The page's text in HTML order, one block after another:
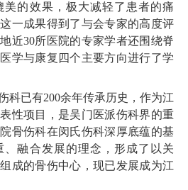
的效果，极大减轻了患者的痛
一成果得到了与会专家的高度评
近30所医院的专家学者还围绕脊
学与康复四个主要方向进行了学
科已有200余年传承历史，作为江
性项目，是吴门医派伤科界的重
骨伤科在闵氏伤科深厚底蕴的基
融合发展的理念，形成了以关
成的骨伤中心，现已发展成为江